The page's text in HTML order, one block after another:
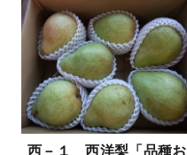
西－１ 西洋梨「品種お